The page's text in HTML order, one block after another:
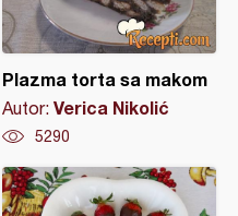
Plazma torta sa makom
Autor: Verica Nikolić
5290